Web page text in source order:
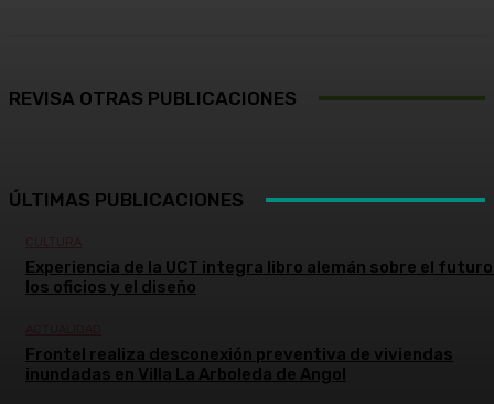
REVISA OTRAS PUBLICACIONES
ÚLTIMAS PUBLICACIONES
Experiencia de la UCT integra libro alemán sobre el
los oficios y el diseño
Frontel realiza desconexión preventiva de viviendas
inundadas en Villa La Arboleda de Angol